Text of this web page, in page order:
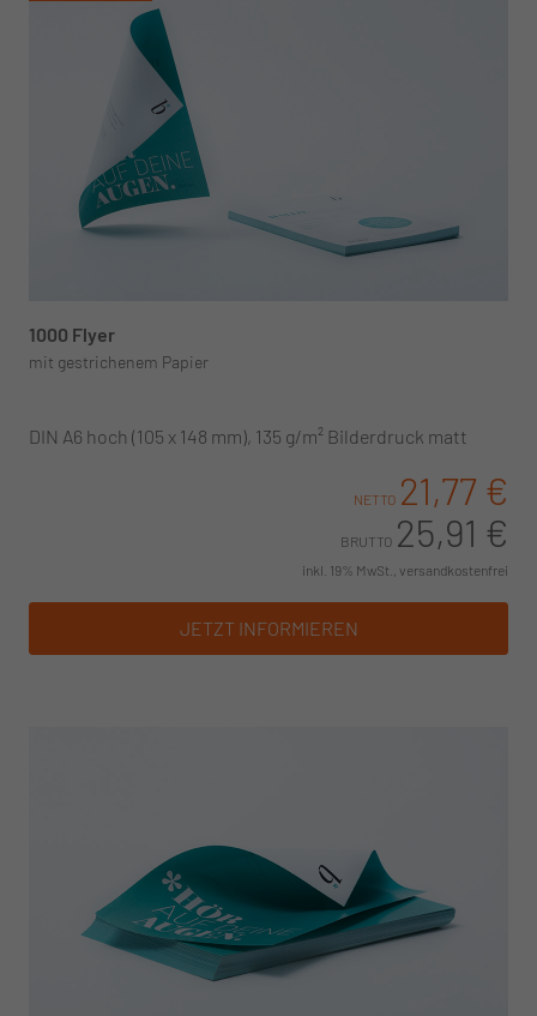
1000 Flyer
mit gestrichenem Papier
DIN A6 hoch (105 x 148 mm), 135 g/m² Bilderdruck matt
NETTO 21,77 €
BRUTTO 25,91 €
inkl. 19% MwSt., versandkostenfrei
JETZT INFORMIEREN